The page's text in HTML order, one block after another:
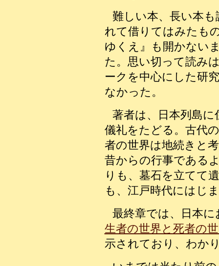
難しい本、長い本
れて借りてはみたも
ゆくえ』も開かない
た。思い切って読み
ークを中心にした研
なかった。
著者は、日本列島
儀礼をたどる。古代
者の世界は地続きと
昔からの行事である
りも、墓石を立てて
も、江戸時代にはじ
最終章では、日本
生者の世界と死者の
示されており、わか